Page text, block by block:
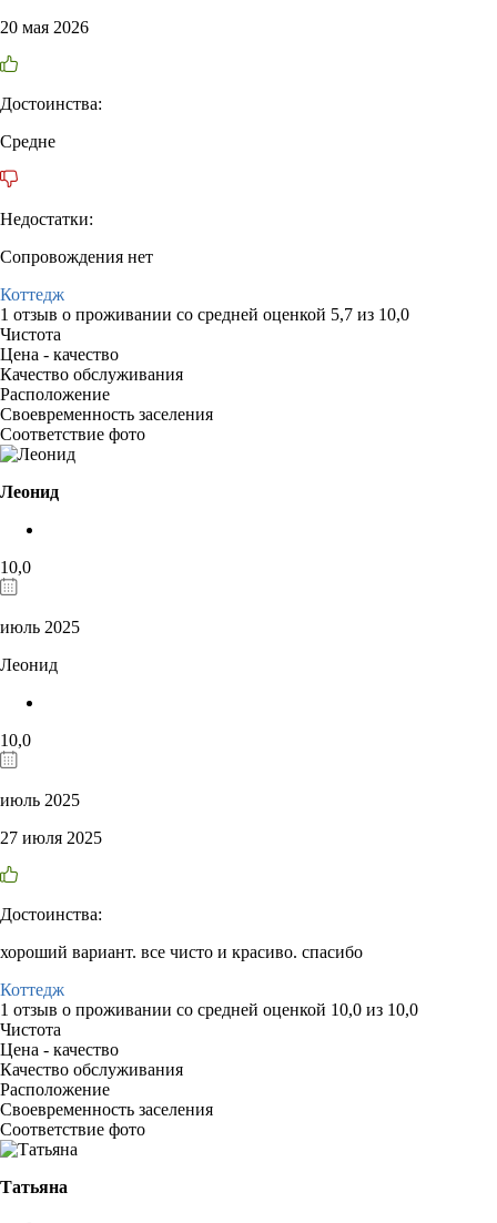
20 мая 2026
Достоинства:
Средне
Недостатки:
Сопровождения нет
Коттедж
1 отзыв о проживании со средней оценкой 5,7 из 10,0
Чистота
Цена - качество
Качество обслуживания
Расположение
Своевременность заселения
Соответствие фото
Леонид
10,0
июль 2025
Леонид
10,0
июль 2025
27 июля 2025
Достоинства:
хороший вариант. все чисто и красиво. спасибо
Коттедж
1 отзыв о проживании со средней оценкой 10,0 из 10,0
Чистота
Цена - качество
Качество обслуживания
Расположение
Своевременность заселения
Соответствие фото
Татьяна